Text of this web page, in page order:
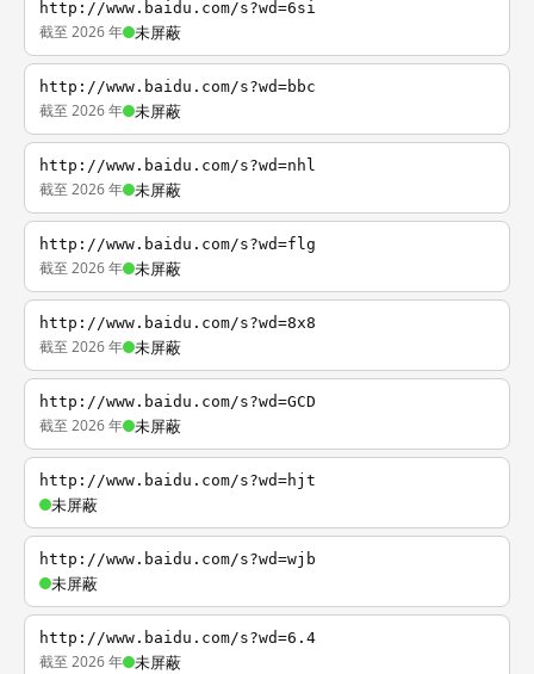
http://www.baidu.com/s?wd=6si
截至 2026 年 未屏蔽
http://www.baidu.com/s?wd=bbc
截至 2026 年 未屏蔽
http://www.baidu.com/s?wd=nhl
截至 2026 年 未屏蔽
http://www.baidu.com/s?wd=flg
截至 2026 年 未屏蔽
http://www.baidu.com/s?wd=8x8
截至 2026 年 未屏蔽
http://www.baidu.com/s?wd=GCD
截至 2026 年 未屏蔽
http://www.baidu.com/s?wd=hjt
未屏蔽
http://www.baidu.com/s?wd=wjb
未屏蔽
http://www.baidu.com/s?wd=6.4
截至 2026 年 未屏蔽